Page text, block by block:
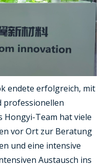
endete erfolgreich, mit
professionellen
Hongyi-Team hat viele
vor Ort zur Beratung
und eine intensive
Austausch ins